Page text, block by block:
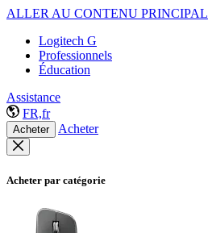
ALLER AU CONTENU PRINCIPAL
Logitech G
Professionnels
Éducation
Assistance
FR,fr
Acheter Acheter
Acheter par catégorie